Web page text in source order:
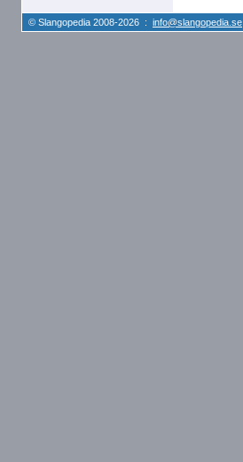
© Slangopedia 2008-2026 : info@slangopedia.se